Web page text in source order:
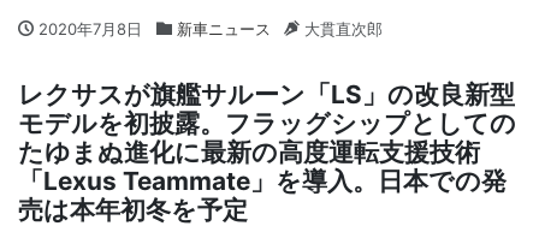
2020年7月8日 新車ニュース 大貫直次郎
レクサスが旗艦サルーン「LS」の改良新型
モデルを初披露。フラッグシップとしての
たゆまぬ進化に最新の高度運転支援技術
「Lexus Teammate」を導入。日本での発
売は本年初冬を予定